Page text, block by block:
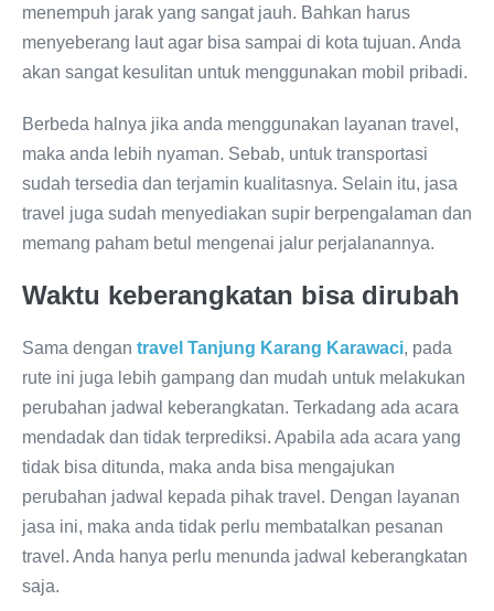
menempuh jarak yang sangat jauh. Bahkan harus
menyeberang laut agar bisa sampai di kota tujuan. Anda
akan sangat kesulitan untuk menggunakan mobil pribadi.
Berbeda halnya jika anda menggunakan layanan travel,
maka anda lebih nyaman. Sebab, untuk transportasi
sudah tersedia dan terjamin kualitasnya. Selain itu, jasa
travel juga sudah menyediakan supir berpengalaman dan
memang paham betul mengenai jalur perjalanannya.
Waktu keberangkatan bisa dirubah
Sama dengan travel Tanjung Karang Karawaci, pada
rute ini juga lebih gampang dan mudah untuk melakukan
perubahan jadwal keberangkatan. Terkadang ada acara
mendadak dan tidak terprediksi. Apabila ada acara yang
tidak bisa ditunda, maka anda bisa mengajukan
perubahan jadwal kepada pihak travel. Dengan layanan
jasa ini, maka anda tidak perlu membatalkan pesanan
travel. Anda hanya perlu menunda jadwal keberangkatan
saja.